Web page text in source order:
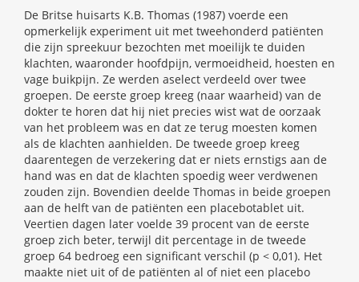
De Britse huisarts K.B. Thomas (1987) voerde een
opmerkelijk experiment uit met tweehonderd patiënten
die zijn spreekuur bezochten met moeilijk te duiden
klachten, waaronder hoofdpijn, vermoeidheid, hoesten en
vage buikpijn. Ze werden aselect verdeeld over twee
groepen. De eerste groep kreeg (naar waarheid) van de
dokter te horen dat hij niet precies wist wat de oorzaak
van het probleem was en dat ze terug moesten komen
als de klachten aanhielden. De tweede groep kreeg
daarentegen de verzekering dat er niets ernstigs aan de
hand was en dat de klachten spoedig weer verdwenen
zouden zijn. Bovendien deelde Thomas in beide groepen
aan de helft van de patiënten een placebotablet uit.
Veertien dagen later voelde 39 procent van de eerste
groep zich beter, terwijl dit percentage in de tweede
groep 64 bedroeg een significant verschil (p < 0,01). Het
maakte niet uit of de patiënten al of niet een placebo